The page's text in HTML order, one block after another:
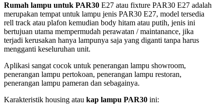
Rumah lampu untuk PAR30 E27 atau fixture PAR30 E27 adalah
merupakan tempat untuk lampu jenis PAR30 E27, model tersedia
rell track atau plafon kemudian body hitam atau putih, jenis ini
bertujuan utama mempermudah perawatan / maintanance, jika
terjadi kerusakan hanya lampunya saja yang diganti tanpa harus
mengganti keseluruhan unit.
Aplikasi sangat cocok untuk penerangan lampu showroom,
penerangan lampu pertokoan, penerangan lampu restoran,
penerangan lampu pameran dan sebagainya.
Karakteristik housing atau kap lampu PAR30 ini: